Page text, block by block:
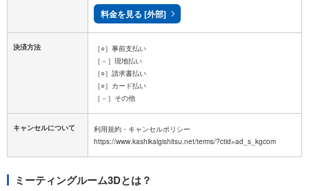
料金を見る [外部]
決済方法
［○］事前支払い
［－］現地払い
［○］請求書払い
［○］カード払い
［－］その他
キャンセルについて
利用規約・キャンセルポリシー
ミーティングルーム3Dとは？